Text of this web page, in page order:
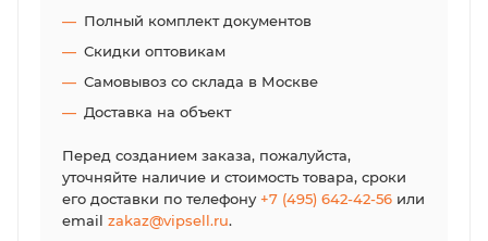
Полный комплект документов
Скидки оптовикам
Самовывоз со склада в Москве
Доставка на объект
Перед созданием заказа, пожалуйста,
уточняйте наличие и стоимость товара, сроки
его доставки по телефону+7 (495) 642-42-56 или
email zakaz@vipsell.ru.